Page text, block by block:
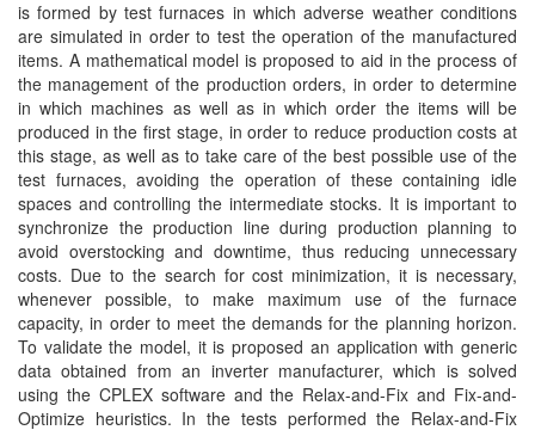
is formed by test furnaces in which adverse weather conditions
are simulated in order to test the operation of the manufactured
items. A mathematical model is proposed to aid in the process of
the management of the production orders, in order to determine
in which machines as well as in which order the items will be
produced in the first stage, in order to reduce production costs at
this stage, as well as to take care of the best possible use of the
test furnaces, avoiding the operation of these containing idle
spaces and controlling the intermediate stocks. It is important to
synchronize the production line during production planning to
avoid overstocking and downtime, thus reducing unnecessary
costs. Due to the search for cost minimization, it is necessary,
whenever possible, to make maximum use of the furnace
capacity, in order to meet the demands for the planning horizon.
To validate the model, it is proposed an application with generic
data obtained from an inverter manufacturer, which is solved
using the CPLEX software and the Relax-and-Fix and Fix-and-
Optimize heuristics. In the tests performed the Relax-and-Fix